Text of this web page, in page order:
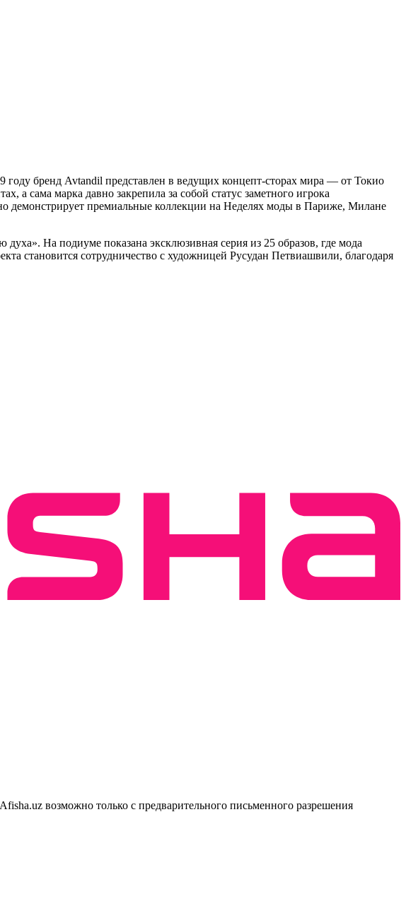
бренд Avtandil представлен в ведущих концепт-сторах мира — от Токио
а сама марка давно закрепила за собой статус заметного игрока
демонстрирует премиальные коллекции на Неделях моды в Париже, Милане
На подиуме показана эксклюзивная серия из 25 образов, где мода
становится сотрудничество с художницей Русудан Петвиашвили, благодаря
возможно только с предварительного письменного разрешения